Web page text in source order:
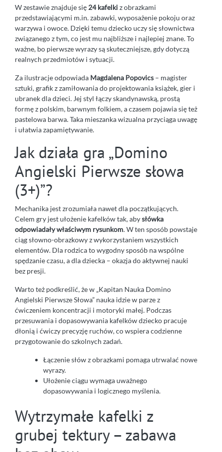
W zestawie znajduje się 24 kafelkiz obrazkami
przedstawiającymi m.in. zabawki, wyposażenie pokoju oraz
warzywa i owoce. Dzięki temu dziecko uczy się słownictwa
związanego z tym, co jest mu najbliższe i najlepiej znane. To
ważne, bo pierwsze wyrazy są skuteczniejsze, gdy dotyczą
realnych przedmiotów i sytuacji.
Za ilustracje odpowiada Magdalena Popovics – magister
sztuki, grafik z zamiłowania do projektowania książek, gier i
ubranek dla dzieci. Jej styl łączy skandynawską, prostą
formę z polskim, barwnym folkiem, a czasem pojawia się też
pastelowa barwa. Taka mieszanka wizualna przyciąga uwagę
i ułatwia zapamiętywanie.
Jak działa gra „Domino
Angielski Pierwsze słowa
(3+)”?
Mechanika jest zrozumiała nawet dla początkujących.
Celem gry jest ułożenie kafelków tak, abysłówka
odpowiadały właściwym rysunkom. W ten sposób powstaje
ciąg słowno-obrazkowy z wykorzystaniem wszystkich
elementów. Dla rodzica to wygodny sposób na wspólne
spędzanie czasu, a dla dziecka – okazja do aktywnej nauki
bez presji.
Warto też podkreślić, że w „Kapitan Nauka Domino
Angielski Pierwsze Słowa” nauka idzie w parze z
ćwiczeniem koncentracji i motoryki małej. Podczas
przesuwania i dopasowywania kafelków dziecko pracuje
dłonią i ćwiczy precyzję ruchów, co wspiera codzienne
przygotowanie do szkolnych zadań.
Łączenie słów z obrazkami pomaga utrwalać nowe
wyrazy.
Ułożenie ciągu wymaga uważnego
dopasowywania i logicznego myślenia.
Wytrzymałe kafelki z
grubej tektury – zabawa